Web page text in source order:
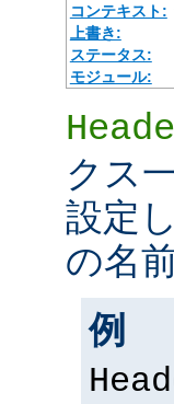
コンテキスト:
上書き:
ステータス:
モジュール:
クス
設定
の名
例